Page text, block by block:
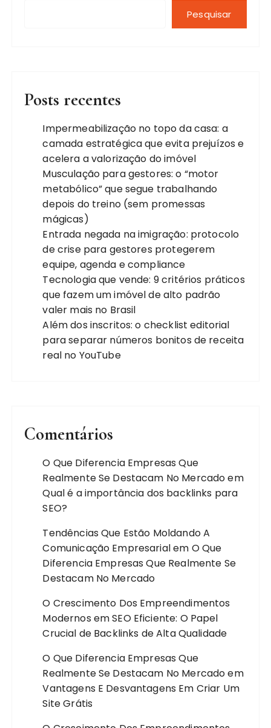
Pesquisar
Posts recentes
Impermeabilização no topo da casa: a
camada estratégica que evita prejuízos e
acelera a valorização do imóvel
Musculação para gestores: o “motor
metabólico” que segue trabalhando
depois do treino (sem promessas
mágicas)
Entrada negada na imigração: protocolo
de crise para gestores protegerem
equipe, agenda e compliance
Tecnologia que vende: 9 critérios práticos
que fazem um imóvel de alto padrão
valer mais no Brasil
Além dos inscritos: o checklist editorial
para separar números bonitos de receita
real no YouTube
Comentários
O Que Diferencia Empresas Que
Realmente Se Destacam No Mercadoem
Qual é a importância dos backlinks para
SEO?
Tendências Que Estão Moldando A
Comunicação Empresarialem O Que
Diferencia Empresas Que Realmente Se
Destacam No Mercado
O Crescimento Dos Empreendimentos
Modernos emSEO Eficiente: O Papel
Crucial de Backlinks de Alta Qualidade
O Que Diferencia Empresas Que
Realmente Se Destacam No Mercadoem
Vantagens E Desvantagens Em Criar Um
Site Grátis